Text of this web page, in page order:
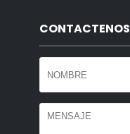
CONTACTENOS